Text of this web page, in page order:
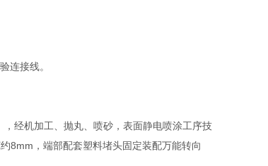
连接线。
经机加工、抛丸、喷砂，表面静电喷涂工序技
8mm，端部配套塑料堵头固定装配万能转向